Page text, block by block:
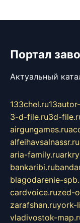
Портал
Актуальный
133chel.ru
3-d-file.ru3d-
airgungames.ru
alfeihavsalnassr.ru
aria-family.ru
bankaribi.ru
blagodarenie-
cardvoice.ruzed-
zarafshan.ruyork-
vladivostok-